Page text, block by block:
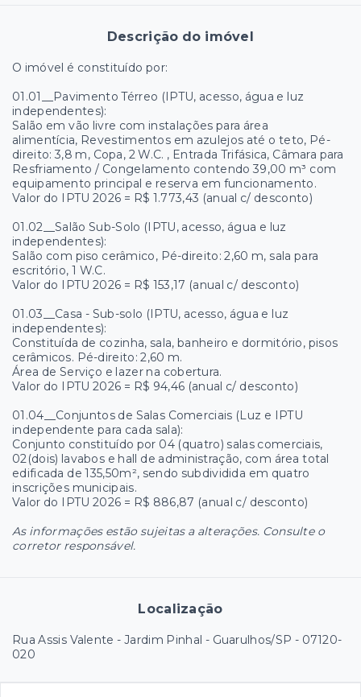
Descrição do imóvel
O imóvel é constituído por:
01.01__Pavimento Térreo (IPTU, acesso, água e luz
independentes):
Salão em vão livre com instalações para área
alimentícia, Revestimentos em azulejos até o teto, Pé-
direito: 3,8 m, Copa, 2 W.C. , Entrada Trifásica, Câmara para
Resfriamento / Congelamento contendo 39,00 m³ com
equipamento principal e reserva em funcionamento.
Valor do IPTU 2026 = R$ 1.773,43 (anual c/ desconto)
01.02__Salão Sub-Solo (IPTU, acesso, água e luz
independentes):
Salão com piso cerâmico, Pé-direito: 2,60 m, sala para
escritório, 1 W.C.
Valor do IPTU 2026 = R$ 153,17 (anual c/ desconto)
01.03__Casa - Sub-solo (IPTU, acesso, água e luz
independentes):
Constituída de cozinha, sala, banheiro e dormitório, pisos
cerâmicos. Pé-direito: 2,60 m.
Área de Serviço e lazer na cobertura.
Valor do IPTU 2026 = R$ 94,46 (anual c/ desconto)
01.04__Conjuntos de Salas Comerciais (Luz e IPTU
independente para cada sala):
Conjunto constituído por 04 (quatro) salas comerciais,
02(dois) lavabos e hall de administração, com área total
edificada de 135,50m², sendo subdividida em quatro
inscrições municipais.
Valor do IPTU 2026 = R$ 886,87 (anual c/ desconto)
As informações estão sujeitas a alterações. Consulte o
corretor responsável.
Localização
Rua Assis Valente - Jardim Pinhal - Guarulhos/SP - 07120-
020